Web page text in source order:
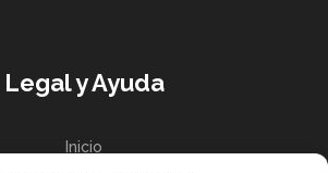
Legal y Ayuda
Inicio